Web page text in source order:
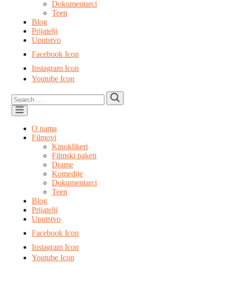
Dokumentarci
Teen
Blog
Prijatelji
Uputstvo
Facebook Icon
Instagram Icon
Youtube Icon
Search
for:
O nama
Filmovi
Kinoklikeri
Filmski paketi
Drame
Komedije
Dokumentarci
Teen
Blog
Prijatelji
Uputstvo
Facebook Icon
Instagram Icon
Youtube Icon